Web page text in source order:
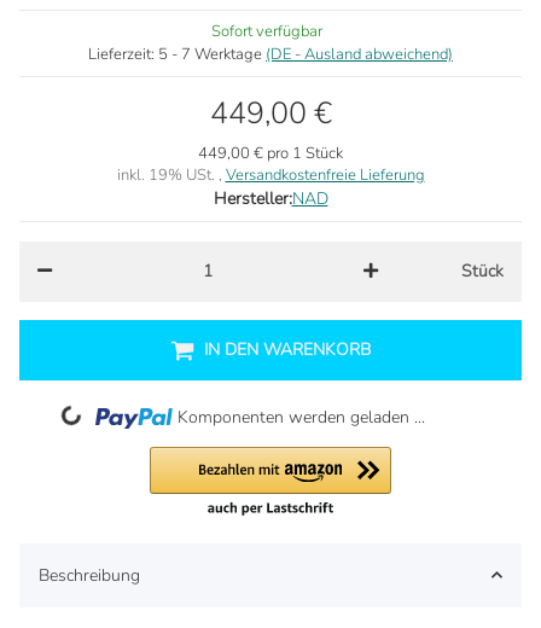
Sofort verfügbar
Lieferzeit: 5 - 7 Werktage (DE - Ausland abweichend)
449,00 €
449,00 € pro 1 Stück
inkl. 19% USt. , Versandkostenfreie Lieferung
Hersteller:NAD
Stück
IN DEN WARENKORB
Loading... Komponenten werden geladen ...
Beschreibung